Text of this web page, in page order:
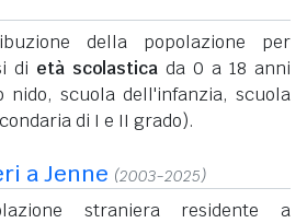
della popolazione per
di età scolastica da 0 a 18 anni
nido, scuola dell'infanzia, scuola
di I e II grado).
a Jenne (2003-2025)
straniera residente a